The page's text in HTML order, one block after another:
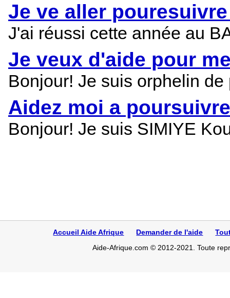
Je ve aller
J'ai réussi cette année au
Je veux d'aide pour
Bonjour! Je suis orphelin
Aidez moi a
Bonjour! Je suis SIMIYE
Accueil Aide Afrique Demander de l'aide
Aide-Afrique.com © 2012-2021. Toute